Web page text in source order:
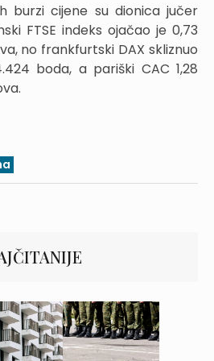
burzi cijene su dionica jučer
FTSE indeks ojačao je 0,73
no frankfurtski DAX skliznuo
boda, a pariški CAC 1,28